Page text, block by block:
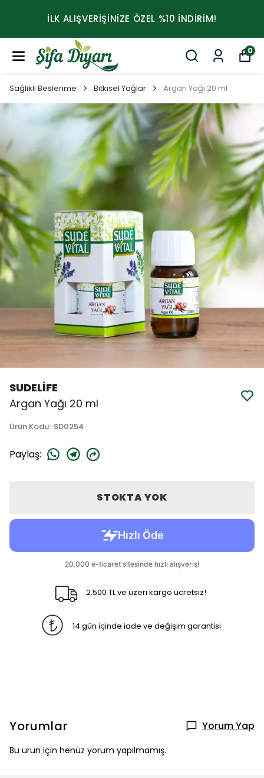
İLK ALIŞVERİŞİNİZE ÖZEL %10 İNDİRİM!
0
Sağlıklı Beslenme Bitkisel Yağlar Argan Yağı 20 ml
SUDELİFE
Argan Yağı 20 ml
Ürün Kodu: SD0254
Paylaş:
STOKTA YOK
2.500 TL ve üzeri kargo ücretsiz!
14 gün içinde iade ve değişim garantisi
Yorumlar Yorum Yap
Bu ürün için henüz yorum yapılmamış.